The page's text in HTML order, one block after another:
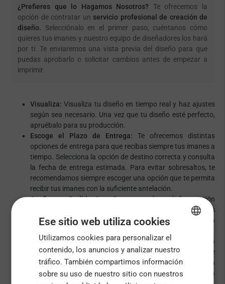
¿Prefieres que lo Hagamos Nosotros? Te ofrecemos la
opción de contratar un servicio profesional de creación de
diseño. Selecciónalo en el primer paso, cuéntanos cómo
quieres tus imanes y nuestro equipo de diseñadores los hará
por ti. Te enviaremos una vista previa del diseño para que
puedas aprobarlo o solicitar cambios antes de empezar a
imprimir.
Visualiza: Visualiza tu diseño en tiempo real y haz ajustes
según sea necesario. Una vez que tu diseño esté perfecto,
apruébalo para su producción.
Escoge el Plazo de Entrega: Te ofrecemos distintas
opciones de entrega para que recibas siempre tus imanes a
tiempo. Selecciona la opción de destino correcta y consulta
la fecha de entrega estimada. Para evitar sobresaltos, te
recomendamos siempre escoger una opción que te permita
recibir tus imanes con la suficiente antelación.
Confirma tu Pedido:Cumplimenta tus datos de facturación
y envío y paga tu pedido, siempre de forma segura, a través
de tarjeta de crédito, Bizum, PayPal o transferencia
¡Listos para Imprimir!Una vez confirmado, tu diseño será
enviado a producción. Te enviaremos un mensaje de
confirmación de inicio de la producción y la fecha prevista
para la entrega. Recibirás tus imanes personalizados en la
ENGLISH
FRENCH
ITALIAN
Ese sitio web utiliza cookies
Utilizamos cookies para personalizar el
contenido, los anuncios y analizar nuestro
tráfico. También compartimos información
sobre su uso de nuestro sitio con nuestros